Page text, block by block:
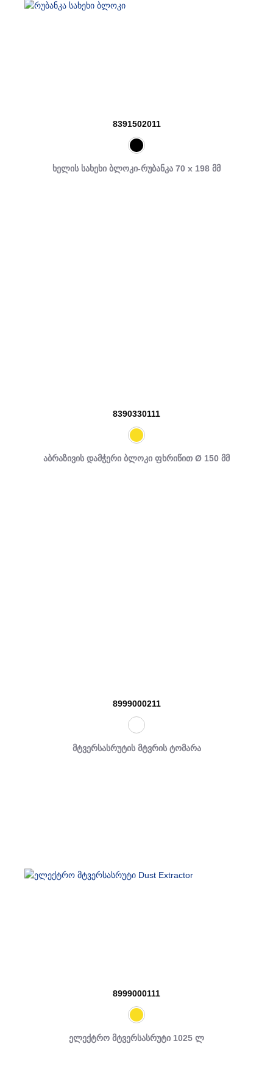
8391502011
ხელის სახეხი ბლოკი-რუბანკა 70 x 198 მმ
8390330111
აბრაზივის დამჭერი ბლოკი ფხრიწით Ø 150 მმ
8999000211
მტვერსასრუტის მტვრის ტომარა
8999000111
ელექტრო მტვერსასრუტი 1025 ლ